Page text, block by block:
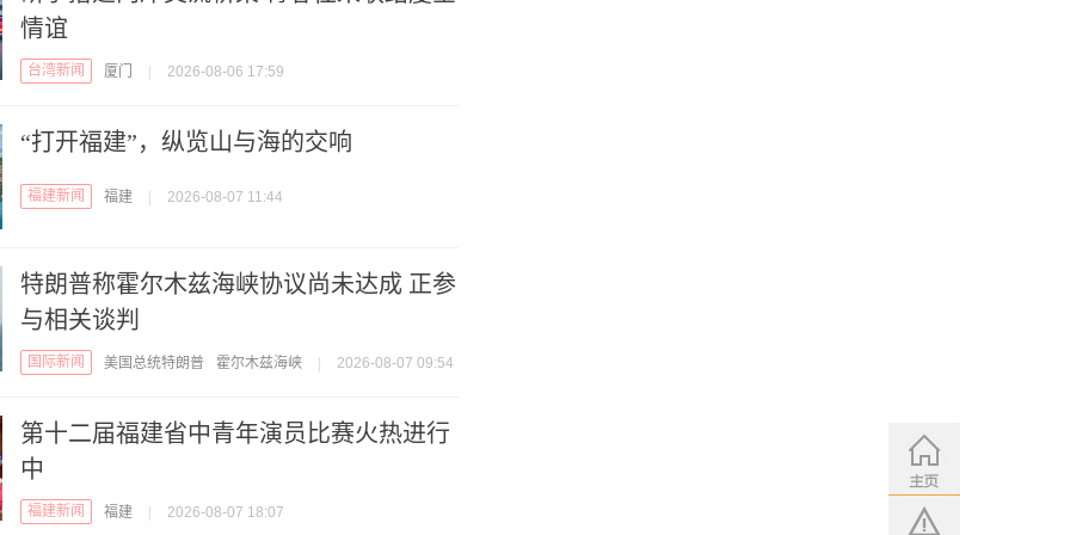
情谊
台湾新闻 厦门 2026-08-06 17:59
“打开福建”，纵览山与海的交响
福建新闻 福建 2026-08-07 11:44
特朗普称霍尔木兹海峡协议尚未达成 正参
与相关谈判
国际新闻 美国总统特朗普 霍尔木兹海峡 2026-08-07 09:54
第十二届福建省中青年演员比赛火热进行
中
福建新闻 福建 2026-08-07 18:07